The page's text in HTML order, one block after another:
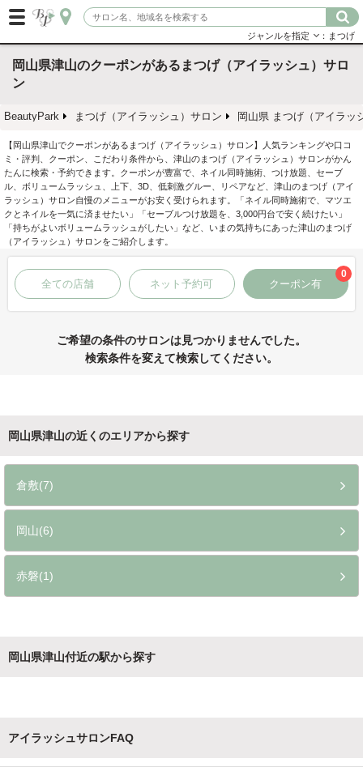
ジャンルを指定 ：まつげ
岡山県津山のクーポンがあるまつげ（アイラッシュ）サロ
ン
BeautyPark まつげ（アイラッシュ）サロン 岡山県 まつげ（アイラッ
【岡山県津山でクーポンがあるまつげ（アイラッシュ）サロン】人気ランキングや口コ
ミ・評判、クーポン、こだわり条件から、津山のまつげ（アイラッシュ）サロンがかん
たんに検索・予約できます。クーポンが豊富で、ネイル同時施術、つけ放題、セーブ
ル、ボリュームラッシュ、上下、3D、低刺激グルー、リペアなど、津山のまつげ（アイ
ラッシュ）サロン自慢のメニューがお安く受けられます。「ネイル同時施術で、マツエ
クとネイルを一気に済ませたい」「セーブルつけ放題を、3,000円台で安く続けたい」
「持ちがよいボリュームラッシュがしたい」など、いまの気持ちにあった津山のまつげ
（アイラッシュ）サロンをご紹介します。
全ての店舗 ネット予約可 クーポン有
0
ご希望の条件のサロンは見つかりませんでした。
検索条件を変えて検索してください。
岡山県津山の近くのエリアから探す
倉敷(7)
岡山(6)
赤磐(1)
岡山県津山付近の駅から探す
アイラッシュサロンFAQ